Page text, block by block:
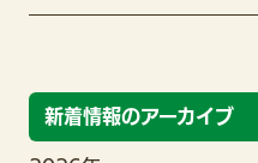
新着情報のアーカイブ